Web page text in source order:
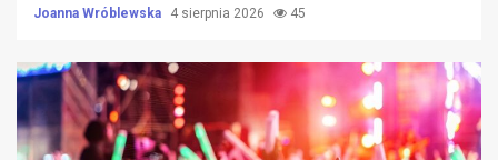
Joanna Wróblewska 4 sierpnia 2026 45